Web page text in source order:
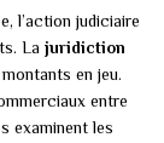
l’action judiciaire
La juridiction
en jeu.
entre
examinent les